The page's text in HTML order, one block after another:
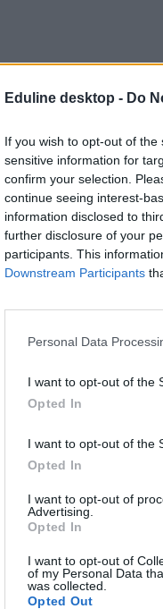
Eduline desktop - Do
If you wish to opt-out of
sensitive information for
confirm your selection.
continue seeing interest-
information disclosed to
further disclosure of your
participants. This
Downstream Participants
Personal Data
I want to opt-out of the
Opted In
I want to opt-out of the
Opted In
I want to opt-out of
Advertising.
Opted In
I want to opt-out of
of my Personal Data
was collected.
Opted Out
akire igaz a